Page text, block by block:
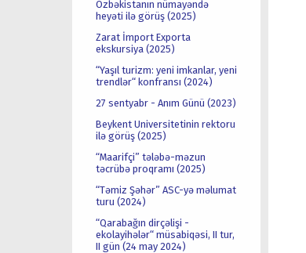
Özbəkistanın nümayəndə
heyəti ilə görüş (2025)
Zarat İmport Exporta
ekskursiya (2025)
“Yaşıl turizm: yeni imkanlar, yeni
trendlər“ konfransı (2024)
27 sentyabr - Anım Günü (2023)
Beykent Universitetinin rektoru
ilə görüş (2025)
“Maarifçi” tələbə-məzun
təcrübə proqramı (2025)
“Təmiz Şəhər” ASC-yə məlumat
turu (2024)
“Qarabağın dirçəlişi -
ekolayihələr“ müsabiqəsi, II tur,
II gün (24 may 2024)